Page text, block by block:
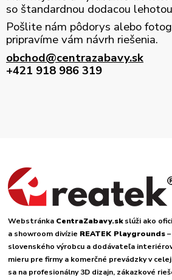
so štandardnou dodacou lehotou
Pošlite nám pôdorys alebo
pripravíme vám návrh riešenia.
obchod@centrazabavy.sk
+421 918 986 319
Webstránka CentraZabavy.skslúži ako
a showroom divízie REATEK Playgrounds
slovenského výrobcu a dodávateľa
mieru pre firmy a komerčné prevádzky v
sa na profesionálny 3D dizajn, zákazkové